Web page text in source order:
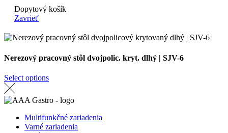
Dopytový košík
Zavrieť
Nerezový pracovný stôl dvojpolic. kryt. dlhý | SJV-6
Select options
Multifunkčné zariadenia
Varné zariadenia